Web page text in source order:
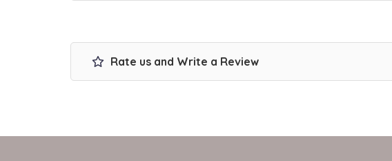
Rate us and Write a Review